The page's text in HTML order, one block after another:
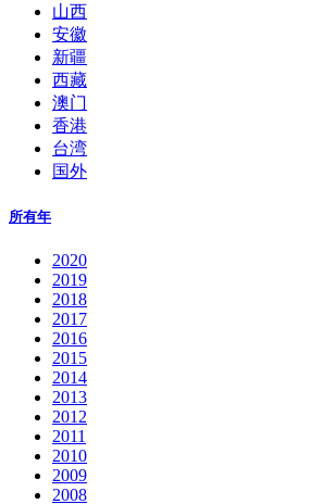
山西
安徽
新疆
西藏
澳门
香港
台湾
国外
所有年
2020
2019
2018
2017
2016
2015
2014
2013
2012
2011
2010
2009
2008